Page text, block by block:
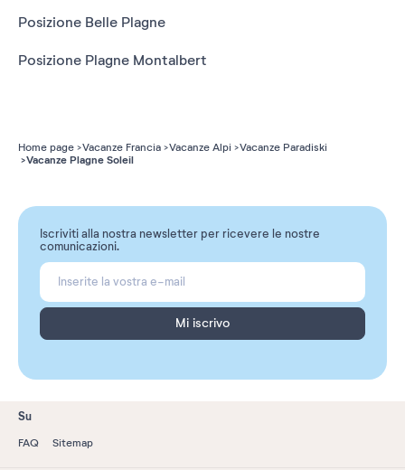
Posizione Belle Plagne
Posizione Plagne Montalbert
Home page Vacanze Francia Vacanze Alpi Vacanze Paradiski
Vacanze Plagne Soleil
Iscriviti alla nostra newsletter per ricevere le nostre
comunicazioni.
Mi iscrivo
Su
FAQ Sitemap